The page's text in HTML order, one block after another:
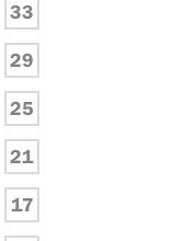
33
29
25
21
17